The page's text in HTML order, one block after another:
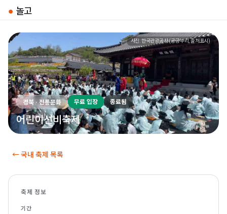
● 놀고
사진: 한국관광공사 (공공누리, 출처표시)
경북 · 전통문화 무료 입장 종료됨
어린이선비축제
← 국내 축제 목록
축제 정보
기간